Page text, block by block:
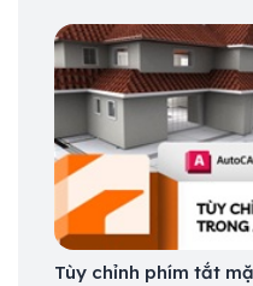
Tùy chỉnh phím tắt